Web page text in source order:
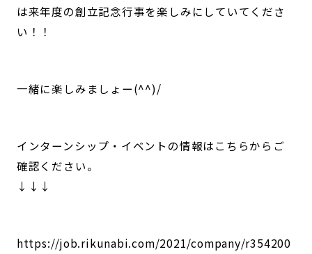
は来年度の創立記念行事を楽しみにしていてくださ
い！！
一緒に楽しみましょー(^^)/
インターンシップ・イベントの情報はこちらからご
確認ください。
↓↓↓
https://job.rikunabi.com/2021/company/r354200